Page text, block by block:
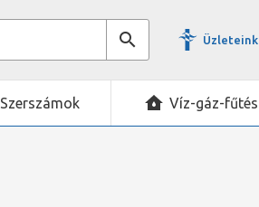
Üzleteink
Szerszámok Víz-gáz-fűtés